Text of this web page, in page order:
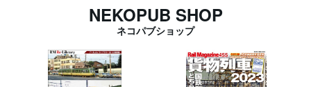
NEKOPUB SHOP
ネコパブショップ